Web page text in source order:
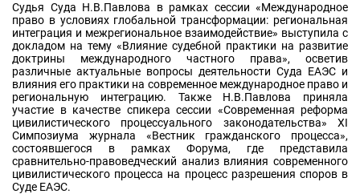
Судья Суда Н.В.Павлова в рамках сессии «Международное
право в условиях глобальной трансформации: региональная
интеграция и межрегиональное взаимодействие» выступила с
докладом на тему «Влияние судебной практики на развитие
доктрины международного частного права», осветив
различные актуальные вопросы деятельности Суда ЕАЭС и
влияния его практики на современное международное право и
региональную интеграцию. Также Н.В.Павлова приняла
участие в качестве спикера сессии «Современная реформа
цивилистического процессуального законодательства» XI
Симпозиума журнала «Вестник гражданского процесса»,
состоявшегося в рамках Форума, где представила
сравнительно-правоведческий анализ влияния современного
цивилистического процесса на процесс разрешения споров в
Суде ЕАЭС.